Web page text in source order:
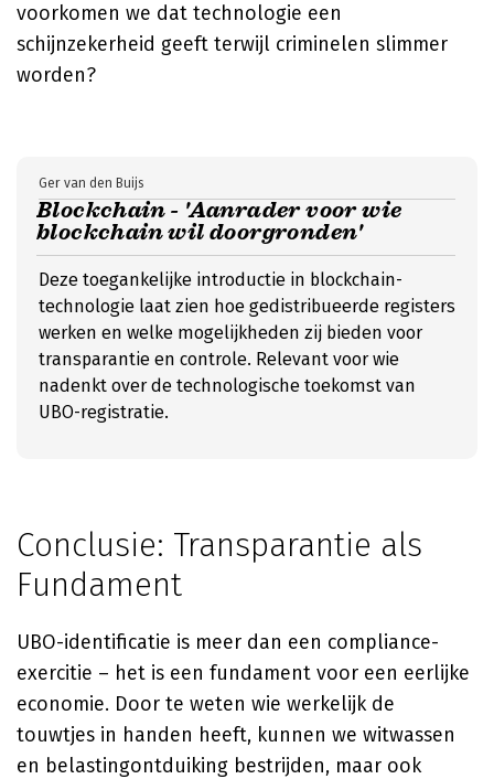
voorkomen we dat technologie een
schijnzekerheid geeft terwijl criminelen slimmer
worden?
Blockchain - 'Aanrader voor wie
blockchain wil doorgronden'
Ger van den Buijs
Deze toegankelijke introductie in blockchain-
technologie laat zien hoe gedistribueerde registers
werken en welke mogelijkheden zij bieden voor
transparantie en controle. Relevant voor wie
nadenkt over de technologische toekomst van
UBO-registratie.
Conclusie: Transparantie als
Fundament
UBO-identificatie is meer dan een compliance-
exercitie – het is een fundament voor een eerlijke
economie. Door te weten wie werkelijk de
touwtjes in handen heeft, kunnen we witwassen
en belastingontduiking bestrijden, maar ook